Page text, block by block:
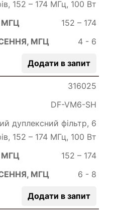
152 – 174 МГц, 100 Вт
152 – 174
4 - 6
Додати в запит
316025
DF-VM6-SH
дуплексний фільтр, 6
152 – 174 МГц, 100 Вт
152 – 174
6 - 8
Додати в запит